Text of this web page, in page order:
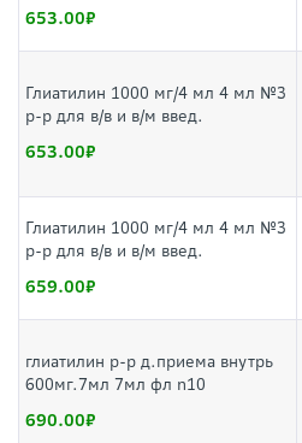
653.00
Глиатилин 1000 мг/4 мл 4 мл №3
р-р для в/в и в/м введ.
653.00
Глиатилин 1000 мг/4 мл 4 мл №3
р-р для в/в и в/м введ.
659.00
глиатилин р-р д.приема внутрь
600мг.7мл 7мл фл n10
690.00